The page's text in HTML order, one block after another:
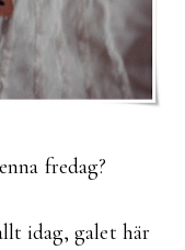
fredag?
idag, galet här